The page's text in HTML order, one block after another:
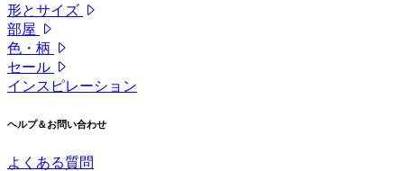
形とサイズ
部屋
色・柄
セール
インスピレーション
ヘルプ＆お問い合わせ
よくある質問